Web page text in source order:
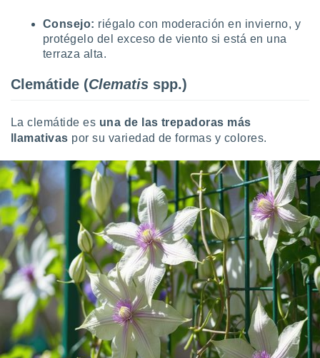
en
un
o acceder
datos
perfiles
utilizar
crear un
Consejo: riégalo con moderación en invierno, y
protégelo del exceso de viento si está en una
terraza alta.
Clemátide (Clematis spp.)
La clemátide es una de las trepadoras más
llamativas por su variedad de formas y colores.